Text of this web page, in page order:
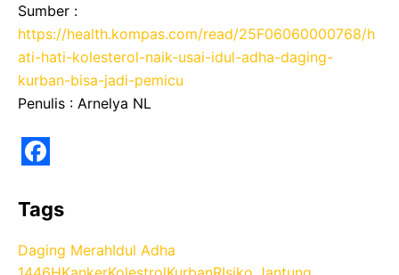
Sumber :
https://health.kompas.com/read/25F06060000768/h
ati-hati-kolesterol-naik-usai-idul-adha-daging-
kurban-bisa-jadi-pemicu
Penulis : Arnelya NL
a
c
e
Tags
Daging MerahIdul Adha